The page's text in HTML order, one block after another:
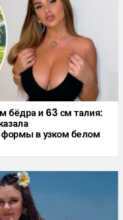
бёдра и 63 см талия:
в узком белом